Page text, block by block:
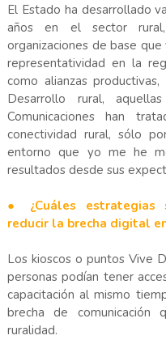
El Estado ha desarrollado
años en el sector
organizaciones de base
representatividad en la
como alianzas
Desarrollo rural,
Comunicaciones han
conectividad rural, sólo
entorno que yo me he
resultados desde sus
● ¿Cuáles estrategias
reducir la brecha digital
Los kioscos o puntos Vive
personas podían tener
capacitación al mismo
brecha de
ruralidad.